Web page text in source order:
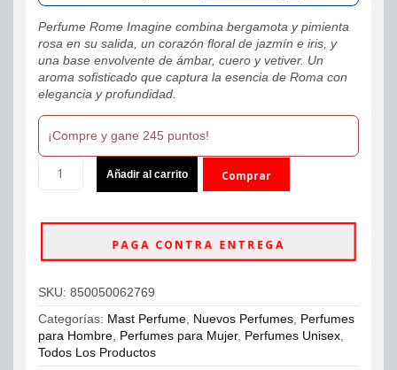
Perfume Rome Imagine combina bergamota y pimienta
rosa en su salida, un corazón floral de jazmín e iris, y
una base envolvente de ámbar, cuero y vetiver. Un
aroma sofisticado que captura la esencia de Roma con
elegancia y profundidad.
¡Compre y gane 245 puntos!
Perfume
Parfum
Unisex
cantidad
Añadir al carrito Comprar
PAGA CONTRA ENTREGA
SKU: 850050062769
Categorías: Mast Perfume Nuevos Perfumes Perfumes
para Hombre Perfumes para Mujer, Perfumes Unisex
Todos Los Productos